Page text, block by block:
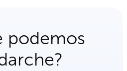
podemos